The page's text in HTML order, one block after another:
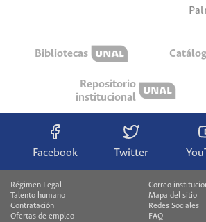
Bibliotecas
Repositorio
institucional
Facebook Twitter
Régimen Legal
Talento humano
Contratación
Ofertas de empleo
Correo
Mapa del sitio
Redes Sociales
FAQ